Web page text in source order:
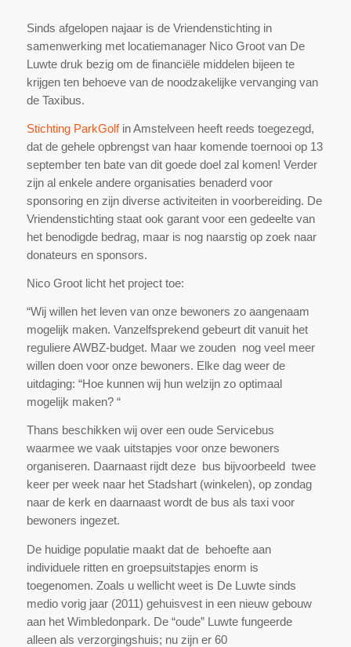
Sinds afgelopen najaar is de Vriendenstichting in
samenwerking met locatiemanager Nico Groot van De
Luwte druk bezig om de financiële middelen bijeen te
krijgen ten behoeve van de noodzakelijke vervanging van
de Taxibus.
Stichting ParkGolf in Amstelveen heeft reeds toegezegd,
dat de gehele opbrengst van haar komende toernooi op 13
september ten bate van dit goede doel zal komen! Verder
zijn al enkele andere organisaties benaderd voor
sponsoring en zijn diverse activiteiten in voorbereiding. De
Vriendenstichting staat ook garant voor een gedeelte van
het benodigde bedrag, maar is nog naarstig op zoek naar
donateurs en sponsors.
Nico Groot licht het project toe:
“Wij willen het leven van onze bewoners zo aangenaam
mogelijk maken. Vanzelfsprekend gebeurt dit vanuit het
reguliere AWBZ-budget. Maar we zouden nog veel meer
willen doen voor onze bewoners. Elke dag weer de
uitdaging: “Hoe kunnen wij hun welzijn zo optimaal
mogelijk maken? “
Thans beschikken wij over een oude Servicebus
waarmee we vaak uitstapjes voor onze bewoners
organiseren. Daarnaast rijdt deze bus bijvoorbeeld twee
keer per week naar het Stadshart (winkelen), op zondag
naar de kerk en daarnaast wordt de bus als taxi voor
bewoners ingezet.
De huidige populatie maakt dat de behoefte aan
individuele ritten en groepsuitstapjes enorm is
toegenomen. Zoals u wellicht weet is De Luwte sinds
medio vorig jaar (2011) gehuisvest in een nieuw gebouw
aan het Wimbledonpark. De “oude” Luwte fungeerde
alleen als verzorgingshuis; nu zijn er 60